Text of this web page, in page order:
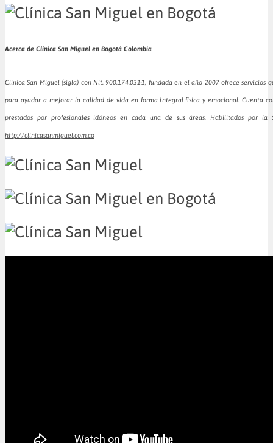
Acerca de Clínica San Miguel en Bogotá Colombia
Clínica San Miguel (sigla) con Nit. 900.174.031-1, fundada en el año 2007 ofrece servicios
para ayudar a mejorar la calidad de vida en forma integral física y emocional. Cuenta
prestados por profesionales idóneos en cada una de sus áreas. Habilitados por la
http://clinicasanmiguel.com.co